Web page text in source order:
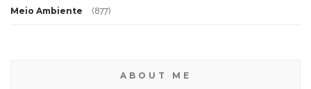
Meio Ambiente (877)
ABOUT ME